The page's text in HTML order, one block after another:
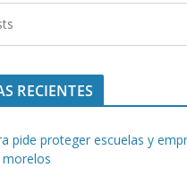
RECIENTES
pide proteger escuelas y